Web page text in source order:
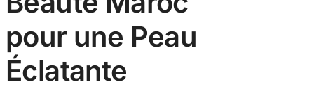
pour une Peau
Éclatante